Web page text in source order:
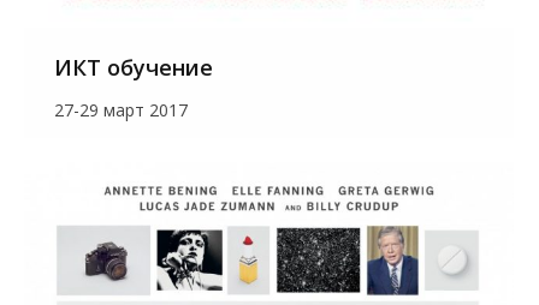
ИКТ обучение
27-29 март 2017